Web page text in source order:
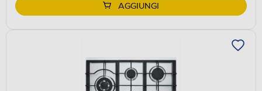
AGGIUNGI